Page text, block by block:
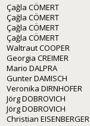
Çağla CÖMERT
Çağla CÖMERT
Çağla CÖMERT
Çağla CÖMERT
Waltraut COOPER
Georgia CREIMER
Mario DALPRA
Gunter DAMISCH
Veronika DIRNHOFER
Jörg DOBROVICH
Jörg DOBROVICH
Christian EISENBERGER